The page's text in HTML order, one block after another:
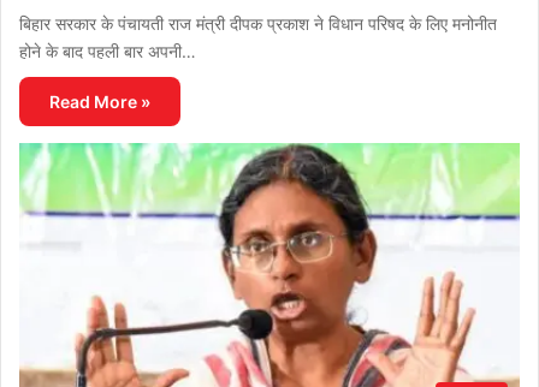
बिहार सरकार के पंचायती राज मंत्री दीपक प्रकाश ने विधान परिषद के लिए मनोनीत
होने के बाद पहली बार अपनी…
Read More »